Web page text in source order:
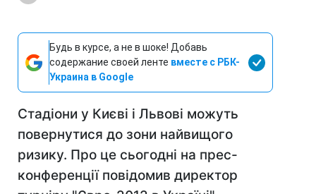
Будь в курсе, а не в шоке! Добавь
содержание своей ленте вместе с РБК-
Украина в Google
Стадіони у Києві і Львові можуть
повернутися до зони найвищого
ризику. Про це сьогодні на прес-
конференції повідомив директор